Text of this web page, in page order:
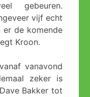
gebeuren.
vijf echt
er de komende
Kroon.
vanavond
zeker is
Bakker tot